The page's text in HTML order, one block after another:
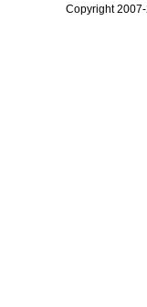
Copyright 2007-